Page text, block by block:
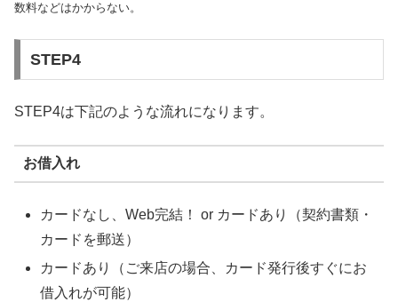
数料などはかからない。
STEP4
STEP4は下記のような流れになります。
お借入れ
カードなし、Web完結！ or カードあり（契約書類・
カードを郵送）
カードあり（ご来店の場合、カード発行後すぐにお
借入れが可能）